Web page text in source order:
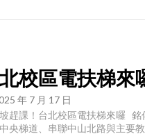
校區電扶梯來
年 7 月 17 日
趕課！台北校區電扶梯來囉 銘
央梯道、串聯中山北路與主要